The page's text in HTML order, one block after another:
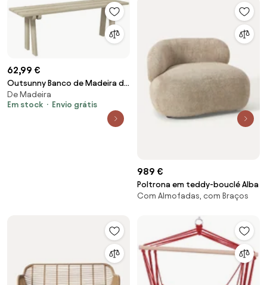
62,99 €
Outsunny Banco de Madeira de
2 Lugares Capacidade 220 kg
Banco de Jardim para Pátio
Terraço Piscina 130x38x45 cm
De Madeira
Em stock
Envio grátis
989 €
Poltrona em teddy-bouclé Alba
Com Almofadas, com Braços